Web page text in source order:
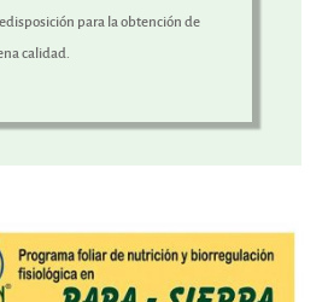
para la obtención de
calidad.